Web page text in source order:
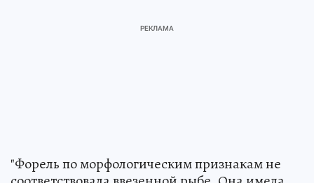
"Форель по морфологическим признакам не